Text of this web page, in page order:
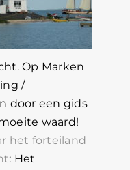
Op Marken
/
door een gids
waard!
het forteiland
: Het